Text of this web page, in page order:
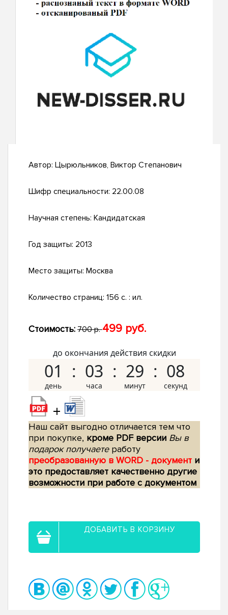
Автор: Цырюльников, Виктор Степанович
Шифр специальности: 22.00.08
Научная степень: Кандидатская
Год защиты: 2013
Место защиты: Москва
Количество страниц: 156 с. : ил.
Стоимость: 700 р.499 руб.
до окончания действия скидки
01 03 29 07
+
Наш сайт выгодно отличается тем что
при покупке, кроме PDF версии Вы в
подарок получаетеработу
преобразованную в WORD - документ и
это предоставляет качественно другие
возможности при работе с документом
ДОБАВИТЬ В КОРЗИНУ